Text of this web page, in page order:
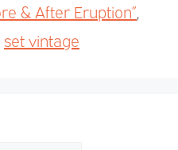
& After Eruption”,
set vintage